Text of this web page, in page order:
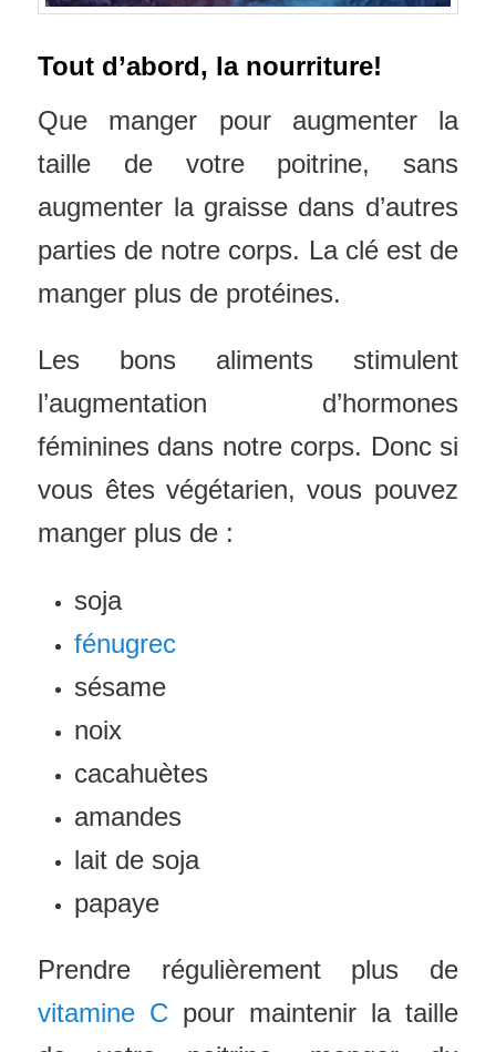
Tout d’abord, la nourriture!
Que manger pour augmenter la
taille de votre poitrine, sans
augmenter la graisse dans d’autres
parties de notre corps. La clé est de
manger plus de protéines.
Les bons aliments stimulent
l’augmentation d’hormones
féminines dans notre corps. Donc si
vous êtes végétarien, vous pouvez
manger plus de :
soja
fénugrec
sésame
noix
cacahuètes
amandes
lait de soja
papaye
Prendre régulièrement plus de
vitamine C pour maintenir la taille